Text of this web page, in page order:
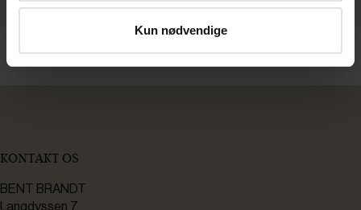
Kun nødvendige
KONTAKT OS
BENT BRANDT
Langdyssen 7